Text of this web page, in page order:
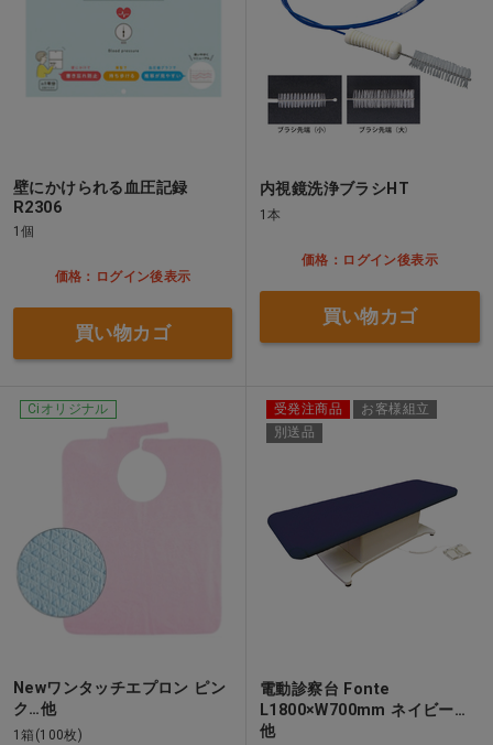
壁にかけられる血圧記録
R2306
1個
価格：ログイン後表示
買い物カゴ
内視鏡洗浄ブラシHT
1本
価格：ログイン後表示
買い物カゴ
Ciオリジナル
Newワンタッチエプロン ピン
ク…他
1箱(100枚)
受発注商品
お客様組立
別送品
電動診察台 Fonte
L1800×W700mm ネイビー…
他